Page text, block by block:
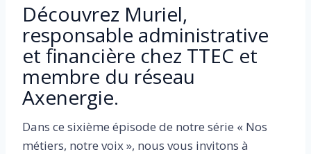
Découvrez Muriel,
responsable administrative
et financière chez TTEC et
membre du réseau
Axenergie.
Dans ce sixième épisode de notre série « Nos
métiers, notre voix », nous vous invitons à